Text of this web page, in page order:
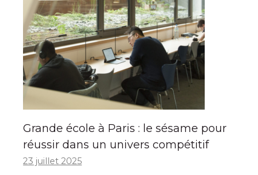
Grande école à Paris : le sésame pour
réussir dans un univers compétitif
23 juillet 2025